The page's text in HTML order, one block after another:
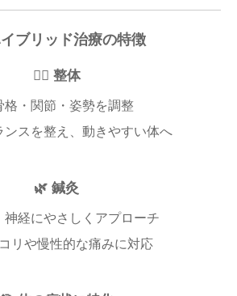
ブリッド治療の特徴
🧍‍♂️ 整体
格・関節・姿勢を調整
ンスを整え、動きやすい体へ
🌿 鍼灸
神経にやさしくアプローチ
コリや慢性的な痛みに対応